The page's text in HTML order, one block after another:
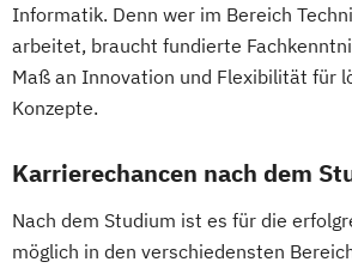
Entrepreneurship in Digital
Epidemiology and Brain Health
Ernährung und Sport
European Program of Clinical
Europäisches und
Wirtschaftsrecht
Evidence-Based Public Health
Software Design and
Sonography Soziale Arbeit
Sozialraumorientierte und
Arbeit
Sustainability Assessment and
Management
Sustainable Packaging Design
Informatik. Denn wer im Bereich
arbeitet, braucht fundierte
Maß an Innovation und Flexibilität für
Konzepte.
Karrierechancen nach dem
Nach dem Studium ist es für die
möglich in den verschiedensten